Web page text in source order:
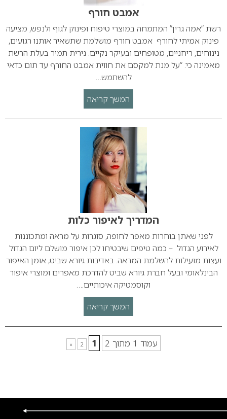
אמבט חורף
רשת “אמה גרין” המתמחה במוצרי טיפוח ופינוק לגוף ולנפש, מציעה
פינוק אמיתי לחורף אמבט חורף מושלמת שתשאיר אותנו רגועים,
נינוחים, ריחניים, מטופחים ובעיקר נקיים. נירית תמיר בעלת הרשת
מאמינה כי: “על מנת למקסם את חווית אמבט החורף עד תום כדאי
להשתמש…
המשך קריאה
המדריך לאיפור כלות
לפני שאתן בוחרות מאפר לחופה, סוגרות על מראה ומתכוננות
לאירוע הגדול – כמה טיפים שיבטיחו לכן איפור מושלם ליום הגדול
ועצות מועילות להשלמת המראה. באדיבות גיורא שביט, אומן האיפור
הבינלאומי ובעל חברת גיורא שביט להדרכת מאפרים ומוצרי איפור
וקוסמטיקה איכותיים.…
המשך קריאה
עמוד 1 מתוך 2 1
2
»